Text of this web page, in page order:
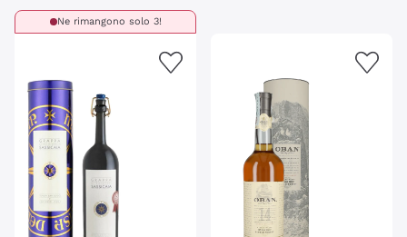
Ne rimangono solo 3!